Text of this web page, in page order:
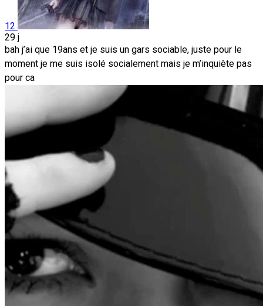
12
29 j
bah j’ai que 19ans et je suis un gars sociable, juste pour le
moment je me suis isolé socialement mais je m’inquiète pas
pour ca